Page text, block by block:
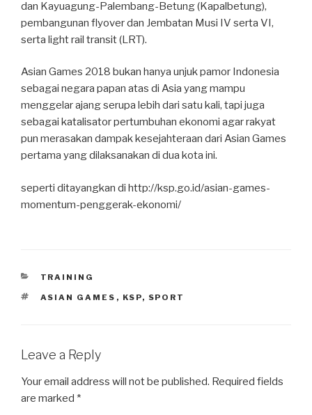
dan Kayuagung-Palembang-Betung (Kapalbetung),
pembangunan flyover dan Jembatan Musi IV serta VI,
serta light rail transit (LRT).
Asian Games 2018 bukan hanya unjuk pamor Indonesia
sebagai negara papan atas di Asia yang mampu
menggelar ajang serupa lebih dari satu kali, tapi juga
sebagai katalisator pertumbuhan ekonomi agar rakyat
pun merasakan dampak kesejahteraan dari Asian Games
pertama yang dilaksanakan di dua kota ini.
seperti ditayangkan di http://ksp.go.id/asian-games-
momentum-penggerak-ekonomi/
CATEGORIES
TRAINING
TAGS
ASIAN GAMES , KSP, SPORT
Leave a Reply
Your email address will not be published. Required fields
are marked *